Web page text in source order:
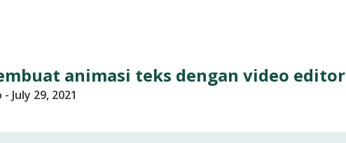
animasi teks dengan video editor
- July 29, 2021